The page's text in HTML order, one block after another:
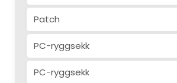
Patch
PC-ryggsekk
PC-ryggsekk